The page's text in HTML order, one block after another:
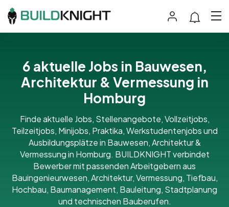
6 aktuelle Jobs in Bauwesen,
Architektur & Vermessung in
Homburg
Finde aktuelle Jobs, Stellenangebote, Vollzeitjobs,
Teilzeitjobs, Minijobs, Praktika, Werkstudentenjobs und
Ausbildungsplätze in Bauwesen, Architektur &
Vermessung in Homburg. BUILDKNIGHT verbindet
Bewerber mit passenden Arbeitgebern aus
Bauingenieurwesen, Architektur, Vermessung, Tiefbau,
Hochbau, Baumanagement, Bauleitung, Stadtplanung
und technischen Bauberufen.